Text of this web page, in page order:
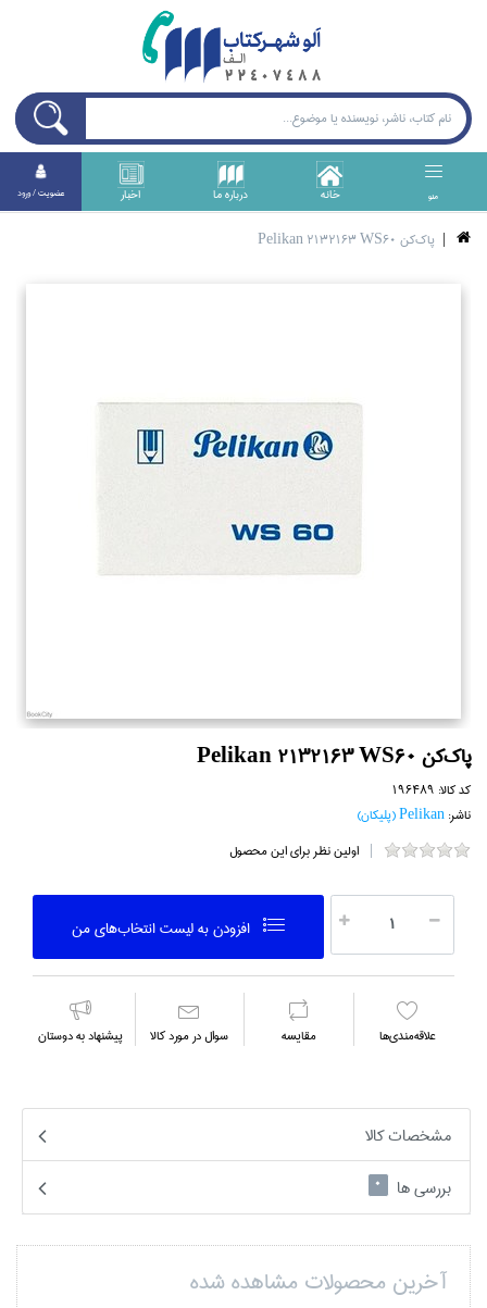
منو خانه درباره ما اخبار عضويت / ورود
پاك‌كن Pelikan 2132163 WS60
پاك‌كن Pelikan 2132163 WS60
کد کالا: 196489
ناشر:Pelikan (پليكان)
اولین نظر برای این محصول
افزودن به ليست انتخاب‌هاي من
علاقه‌مندي‌ها مقايسه سوال در مورد كالا پیشنهاد به دوستان
مشخصات کالا
بررسی ها
0
آخرین محصولات مشاهده شده